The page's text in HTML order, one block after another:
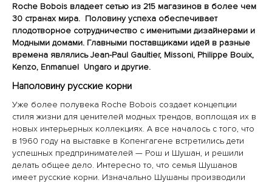
Roche Bobois владеет сетью из 215 магазинов в более чем
30 странах мира. Половину успеха обеспечивает
плодотворное сотрудничество с именитыми дизайнерами и
Модными домами. Главными поставщиками идей в разные
времена являлисьJean-Paul Gaultier, Missoni, Philippe Bouix,
Kenzo, Enmanuel Ungaro и другие.
Наполовину русские корни
Уже более полувека Roche Bobois создает концепции
стиля жизни для ценителей модных трендов, воплощая их в
новых интерьерных коллекциях. А все началось с того, что
в 1960 году на выставке в Копенгагене встретились дети
успешных предпринимателей — Рош и Шушан, и решили
делать общее дело. Интересно то, что семья Шушанов
имеет русские корни. Изначально Шушаны производили